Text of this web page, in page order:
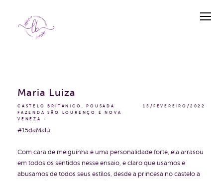
CASTELO BRITÂNICO, POUSADA
FAZENDA SÃO LOURENÇO E NOVA
VENEZA
15/FEVEREIRO/2022
Maria Luiza
#15daMalú
Com cara de meiguinha e uma personalidade forte, ela arrasou
em todos os sentidos nesse ensaio, e claro que usamos e
abusamos de todos seus estilos, desde a princesa no castelo a